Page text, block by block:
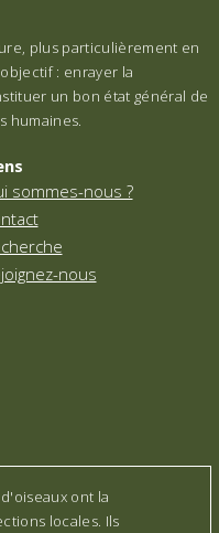
plus particulièrement en
: enrayer la
un bon état général de
humaines.
sommes-nous ?
nous
ont la
locales. Ils